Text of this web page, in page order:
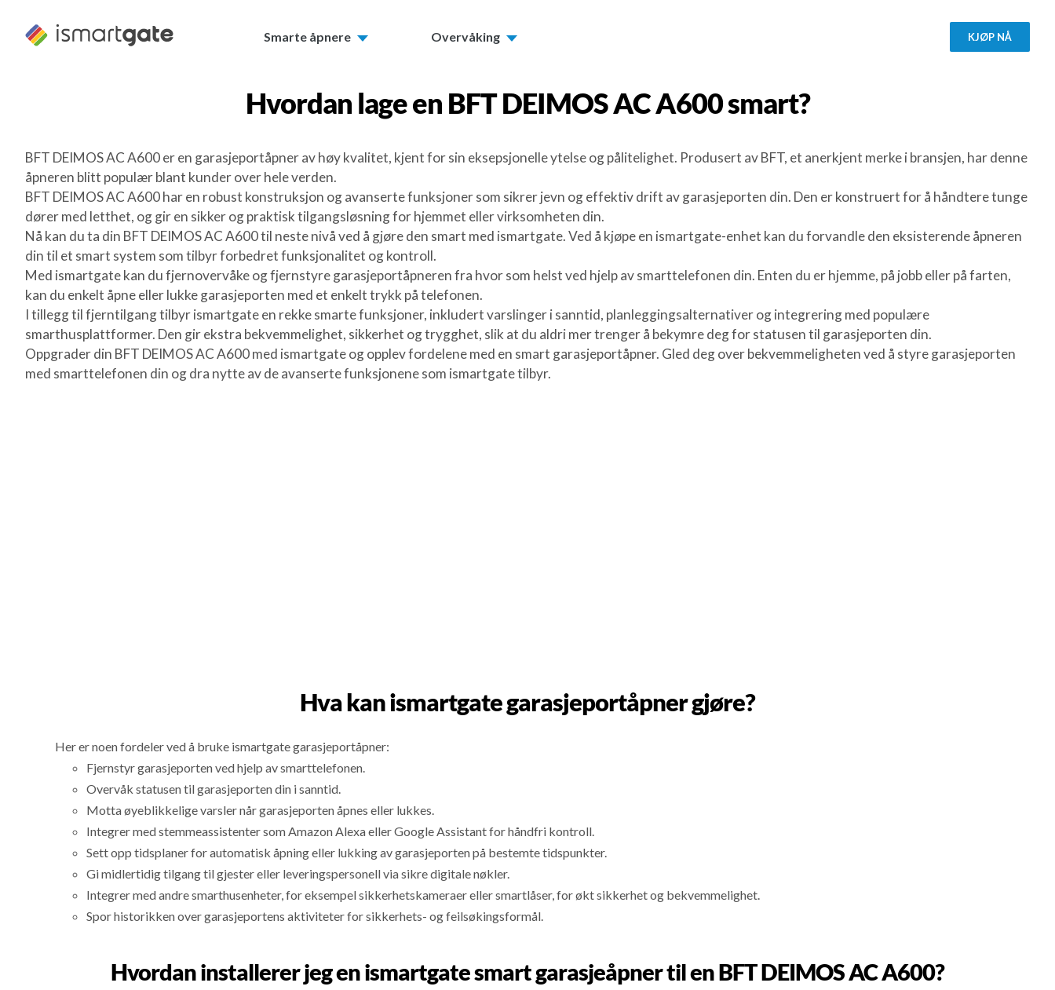
innhold
Smarte åpnere Overvåking KJØP NÅ
Hvordan lage en BFT DEIMOS AC A600smart?
BFT DEIMOS AC A600 er en garasjeportåpner av høy kvalitet, kjent for sin eksepsjonelle ytelse og pålitelighet. Produsert av BFT, et anerkjent merke i bransjen, har denne
åpneren blitt populær blant kunder over hele verden.
BFT DEIMOS AC A600 har en robust konstruksjon og avanserte funksjoner som sikrer jevn og effektiv drift av garasjeporten din. Den er konstruert for å håndtere tunge
dører med letthet, og gir en sikker og praktisk tilgangsløsning for hjemmet eller virksomheten din.
Nå kan du ta din BFT DEIMOS AC A600 til neste nivå ved å gjøre den smart med ismartgate. Ved å kjøpe en ismartgate-enhet kan du forvandle den eksisterende åpneren
din til et smart system som tilbyr forbedret funksjonalitet og kontroll.
Med ismartgate kan du fjernovervåke og fjernstyre garasjeportåpneren fra hvor som helst ved hjelp av smarttelefonen din. Enten du er hjemme, på jobb eller på farten,
kan du enkelt åpne eller lukke garasjeporten med et enkelt trykk på telefonen.
I tillegg til fjerntilgang tilbyr ismartgate en rekke smarte funksjoner, inkludert varslinger i sanntid, planleggingsalternativer og integrering med populære
smarthusplattformer. Den gir ekstra bekvemmelighet, sikkerhet og trygghet, slik at du aldri mer trenger å bekymre deg for statusen til garasjeporten din.
Oppgrader din BFT DEIMOS AC A600 med ismartgate og opplev fordelene med en smart garasjeportåpner. Gled deg over bekvemmeligheten ved å styre garasjeporten
med smarttelefonen din og dra nytte av de avanserte funksjonene som ismartgate tilbyr.
Hva kan ismartgate garasjeportåpner gjøre?
Her er noen fordeler ved å bruke ismartgate garasjeportåpner:
Fjernstyr garasjeporten ved hjelp av smarttelefonen.
Overvåk statusen til garasjeporten din i sanntid.
Motta øyeblikkelige varsler når garasjeporten åpnes eller lukkes.
Integrer med stemmeassistenter som Amazon Alexa eller Google Assistant for håndfri kontroll.
Sett opp tidsplaner for automatisk åpning eller lukking av garasjeporten på bestemte tidspunkter.
Gi midlertidig tilgang til gjester eller leveringspersonell via sikre digitale nøkler.
Integrer med andre smarthusenheter, for eksempel sikkerhetskameraer eller smartlåser, for økt sikkerhet og bekvemmelighet.
Spor historikken over garasjeportens aktiviteter for sikkerhets- og feilsøkingsformål.
Hvordan installerer jeg en ismartgate smart garasjeåpner til en BFT DEIMOS AC A600?